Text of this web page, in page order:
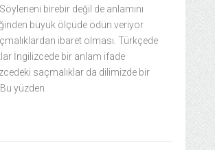
birebir değil de anlamını
büyük ölçüde ödün veriyor
ibaret olması. Türkçede
İngilizcede bir anlam ifade
saçmalıklar da dilimizde bir
yüzden